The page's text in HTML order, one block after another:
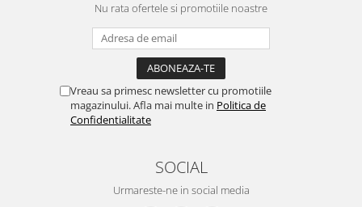
Nu rata ofertele si promotiile noastre
Vreau sa primesc newsletter cu promotiile
magazinului. Afla mai multe in Politica de
Confidentialitate
SOCIAL
Urmareste-ne in social media